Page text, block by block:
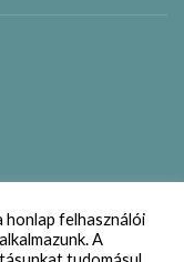
felhasználói
A